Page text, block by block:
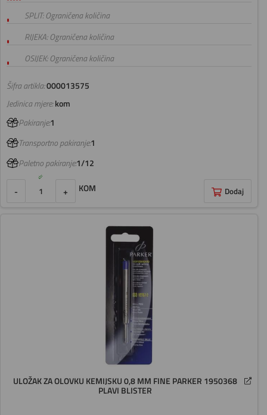
Šifra artikla:000013575
SPLIT: Ograničena količina
RIJEKA: Ograničena količina
OSIJEK: Ograničena količina
Jedinica mjere:kom
Pakiranje:1
Transportno pakiranje:1
Paletno pakiranje:1/12
- + KOM Dodaj
ULOŽAK ZA OLOVKU KEMIJSKU 0,8 MM FINE PARKER 1950368
PLAVI BLISTER